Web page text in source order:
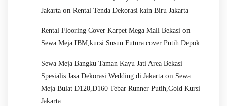
Jakarta on Rental Tenda Dekorasi kain Biru Jakarta
Rental Flooring Cover Karpet Mega Mall Bekasi on
Sewa Meja IBM,kursi Susun Futura cover Putih Depok
Sewa Meja Bangku Taman Kayu Jati Area Bekasi –
Spesialis Jasa Dekorasi Wedding di Jakarta on Sewa
Meja Bulat D120,D160 Tebar Runner Putih,Gold Kursi
Jakarta